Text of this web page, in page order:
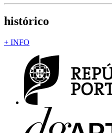
histórico
+ INFO